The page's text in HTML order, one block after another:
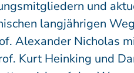
und
langjährigen
Alexander Nicholas
Kurt Heinking und